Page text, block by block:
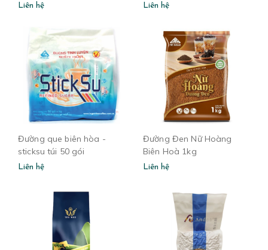
Liên hệ Liên hệ
Đường que biên hòa -
sticksu túi 50 gói
Liên hệ
Đường Đen Nữ Hoàng
Biên Hoà 1kg
Liên hệ